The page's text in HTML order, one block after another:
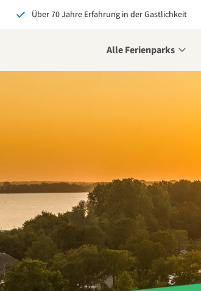
Über 70 Jahre Erfahrung in der Gastlichkeit
Alle Ferienparks